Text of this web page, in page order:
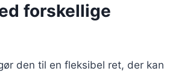
forskellige
den til en fleksibel ret, der kan